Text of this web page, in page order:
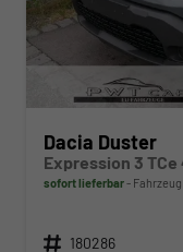
Dacia Duster
sofort lieferbar
Fahrzeugnr. 180286